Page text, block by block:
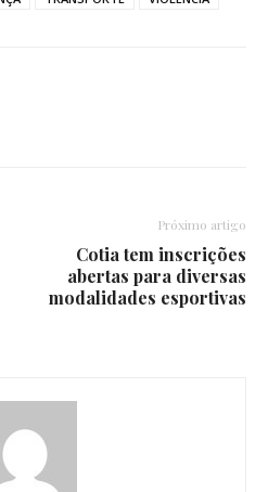
Próximo artigo
Cotia tem inscrições
abertas para diversas
modalidades esportivas